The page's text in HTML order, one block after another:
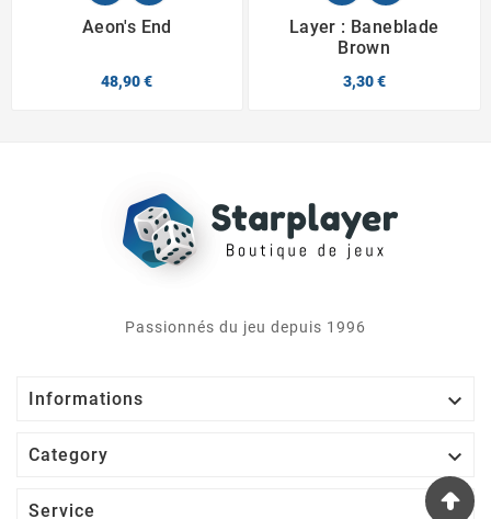
Aeon's End
48,90 €
Layer : Baneblade
Brown
3,30 €
Passionnés du jeu depuis 1996
Informations 
Category 
Service 